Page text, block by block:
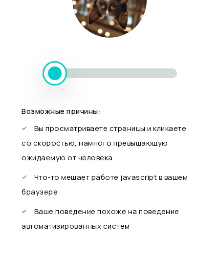
Возможные причины:
Вы просматриваете страницы и кликаете
со скоростью, намного превышающую
ожидаемую от человека
Что-то мешает работе javascript в вашем
браузере
Ваше поведение похоже на поведение
автоматизированных систем